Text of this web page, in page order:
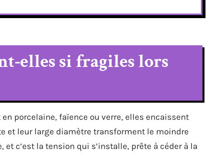
elles si fragiles lors
porcelaine, faïence ou verre, elles encaissent
et leur large diamètre transforment le moindre
c’est la tension qui s’installe, prête à céder à la